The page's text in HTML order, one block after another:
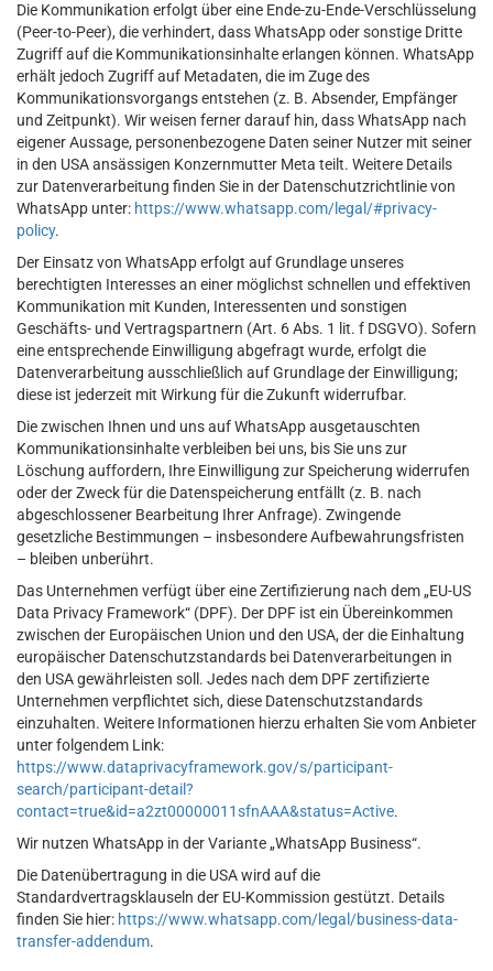
Die Kommunikation erfolgt über eine Ende-zu-Ende-Verschlüsselung
(Peer-to-Peer), die verhindert, dass WhatsApp oder sonstige Dritte
Zugriff auf die Kommunikationsinhalte erlangen können. WhatsApp
erhält jedoch Zugriff auf Metadaten, die im Zuge des
Kommunikationsvorgangs entstehen (z. B. Absender, Empfänger
und Zeitpunkt). Wir weisen ferner darauf hin, dass WhatsApp nach
eigener Aussage, personenbezogene Daten seiner Nutzer mit seiner
in den USA ansässigen Konzernmutter Meta teilt. Weitere Details
zur Datenverarbeitung finden Sie in der Datenschutzrichtlinie von
WhatsApp unter: https://www.whatsapp.com/legal/#privacy-
policy.
Der Einsatz von WhatsApp erfolgt auf Grundlage unseres
berechtigten Interesses an einer möglichst schnellen und effektiven
Kommunikation mit Kunden, Interessenten und sonstigen
Geschäfts- und Vertragspartnern (Art. 6 Abs. 1 lit. f DSGVO). Sofern
eine entsprechende Einwilligung abgefragt wurde, erfolgt die
Datenverarbeitung ausschließlich auf Grundlage der Einwilligung;
diese ist jederzeit mit Wirkung für die Zukunft widerrufbar.
Die zwischen Ihnen und uns auf WhatsApp ausgetauschten
Kommunikationsinhalte verbleiben bei uns, bis Sie uns zur
Löschung auffordern, Ihre Einwilligung zur Speicherung widerrufen
oder der Zweck für die Datenspeicherung entfällt (z. B. nach
abgeschlossener Bearbeitung Ihrer Anfrage). Zwingende
gesetzliche Bestimmungen – insbesondere Aufbewahrungsfristen
– bleiben unberührt.
Das Unternehmen verfügt über eine Zertifizierung nach dem „EU-US
Data Privacy Framework“ (DPF). Der DPF ist ein Übereinkommen
zwischen der Europäischen Union und den USA, der die Einhaltung
europäischer Datenschutzstandards bei Datenverarbeitungen in
den USA gewährleisten soll. Jedes nach dem DPF zertifizierte
Unternehmen verpflichtet sich, diese Datenschutzstandards
einzuhalten. Weitere Informationen hierzu erhalten Sie vom Anbieter
unter folgendem Link:
https://www.dataprivacyframework.gov/s/participant-
search/participant-detail?
contact=true&id=a2zt00000011sfnAAA&status=Active.
Wir nutzen WhatsApp in der Variante „WhatsApp Business“.
Die Datenübertragung in die USA wird auf die
Standardvertragsklauseln der EU-Kommission gestützt. Details
finden Sie hier: https://www.whatsapp.com/legal/business-data-
transfer-addendum.